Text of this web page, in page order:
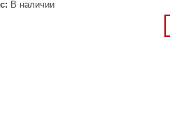
В наличии